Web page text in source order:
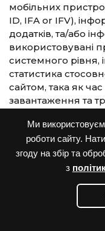
Ми
роботи сайту.
згоду на збір та
з
мобільних
ID, IFA or IFV),
додатків, та/або
використовувані
системного рівня,
статистика
сайтом, така як
завантаження та
мети обробки
Політики. Це може
на сервісах
збір та обробку
блокувати такий
Політиці